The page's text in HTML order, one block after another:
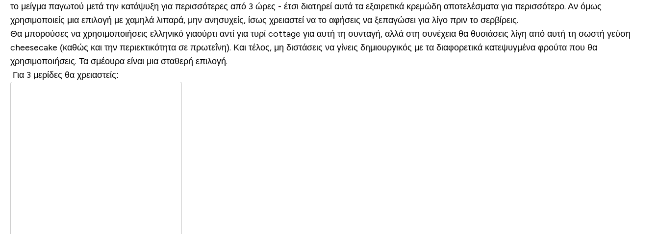
το μείγμα παγωτού μετά την κατάψυξη για περισσότερες από 3 ώρες - έτσι διατηρεί αυτά τα εξαιρετικά κρεμώδη αποτελέσματα για περισσότερο. Αν όμως
χρησιμοποιείς μια επιλογή με χαμηλά λιπαρά, μην ανησυχείς, ίσως χρειαστεί να το αφήσεις να ξεπαγώσει για λίγο πριν το σερβίρεις.
Θα μπορούσες να χρησιμοποιήσεις ελληνικό γιαούρτι αντί για τυρί cottage για αυτή τη συνταγή, αλλά στη συνέχεια θα θυσιάσεις λίγη από αυτή τη σωστή γεύση
cheesecake (καθώς και την περιεκτικότητα σε πρωτεΐνη). Και τέλος, μη διστάσεις να γίνεις δημιουργικός με τα διαφορετικά κατεψυγμένα φρούτα που θα
χρησιμοποιήσεις. Τα σμέουρα είναι μια σταθερή επιλογή.
Για 3 μερίδες θα χρειαστείς: